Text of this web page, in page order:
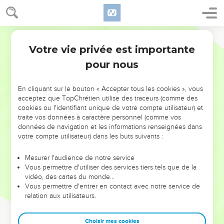
NE MANQUEZ PAS L’ÉVÉNEMENT
DE L’ANNÉE !
ET SI LEURS ERREURS POUVAIENT VOUS ÉVITER LES
VOTRES ?
leur foi ou leur vision. Mais on voit moins les doutes, les erreurs
et les saisons difficiles qu'ils ont traversés, alors même que ce
sont elles qui les ont façonnés.
Dans cette conférence, leaders, entrepreneurs, et responsables
clés pour avancer avec plus de sagesse afin que leurs erreurs
Votre vie privée est importante
pour nous
En cliquant sur le bouton « Accepter tous les cookies », vous
acceptez que TopChrétien utilise des traceurs (comme des
cookies ou l'identifiant unique de votre compte utilisateur) et
traite vos données à caractère personnel (comme vos
données de navigation et les informations renseignées dans
votre compte utilisateur) dans les buts suivants :
Mesurer l'audience de notre service
Vous permettre d'utiliser des services tiers tels que de la
vidéo, des cartes du monde…
Vous permettre d'entrer en contact avec notre service de
relation aux utilisateurs.
Choisir mes cookies